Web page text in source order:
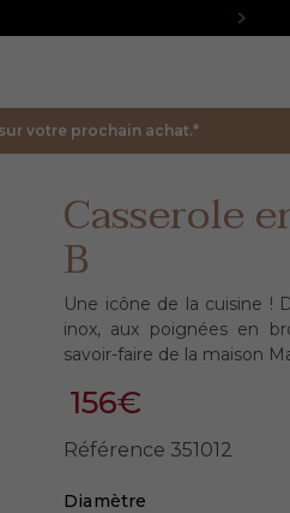
votre prochain achat.*
Casserole
B
Une icône de la cuisine !
inox, aux poignées en
savoir-faire de la maison
156€
Référence 351012
Diamètre